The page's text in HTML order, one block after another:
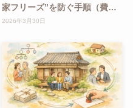
家フリーズ”を防ぐ手順（費用
感つき）
2026年3月30日